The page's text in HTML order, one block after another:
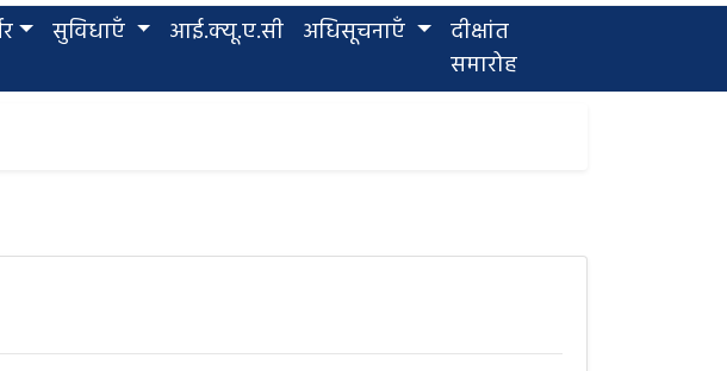
सुविधाएँ आई.क्यू.ए.सी अधिसूचनाएँ
दीक्षांत
समारोह